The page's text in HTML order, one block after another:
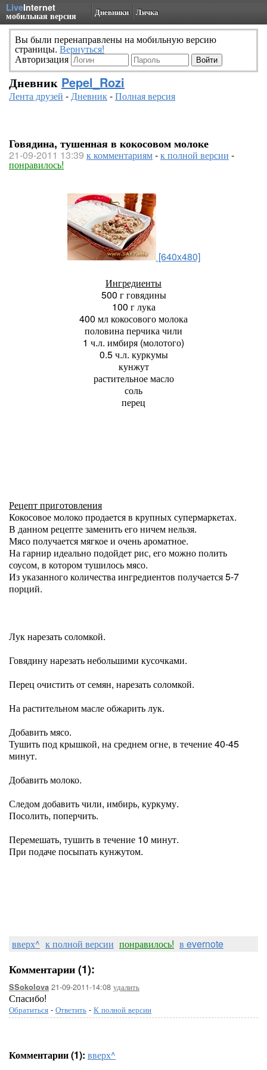
LiveInternet
мобильная версия Дневники Личка
Вы были перенаправлены на мобильную версию
страницы. Вернуться!
Авторизация
Дневник Pepel_Rozi
Лента друзей -Дневник-Полная версия
Говядина, тушенная в кокосовом молоке
21-09-2011 13:39 к комментариям-к полной версии -
понравилось!
[640x480]
Ингредиенты
500 г говядины
100 г лука
400 мл кокосового молока
половина перчика чили
1 ч.л. имбиря (молотого)
0.5 ч.л. куркумы
кунжут
растительное масло
соль
перец
Рецепт приготовления
Кокосовое молоко продается в крупных супермаркетах.
В данном рецепте заменить его ничем нельзя.
Мясо получается мягкое и очень ароматное.
На гарнир идеально подойдет рис, его можно полить
соусом, в котором тушилось мясо.
Из указанного количества ингредиентов получается 5-7
порций.
Лук нарезать соломкой.
Говядину нарезать небольшими кусочками.
Перец очистить от семян, нарезать соломкой.
На растительном масле обжарить лук.
Добавить мясо.
Тушить под крышкой, на среднем огне, в течение 40-45
минут.
Добавить молоко.
Следом добавить чили, имбирь, куркуму.
Посолить, поперчить.
Перемешать, тушить в течение 10 минут.
При подаче посыпать кунжутом.
вверх^ к полной версии понравилось! в evernote
Комментарии (1):
SSokolova 21-09-2011-14:08 удалить
Спасибо!
Обратиться - Ответить - К полной версии
Комментарии (1): вверх^